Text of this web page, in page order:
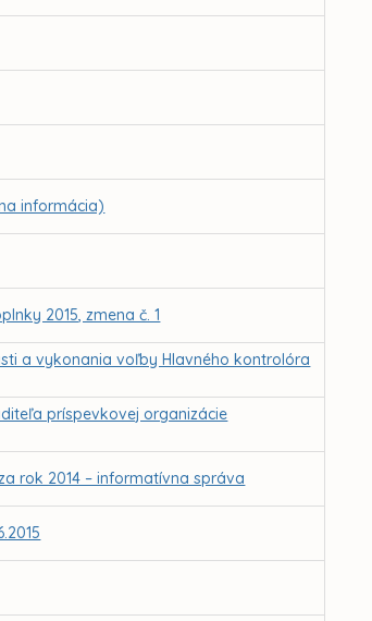
informácia)
2015, zmena č. 1
a vykonania voľby Hlavného kontrolóra
príspevkovej organizácie
rok 2014 – informatívna správa